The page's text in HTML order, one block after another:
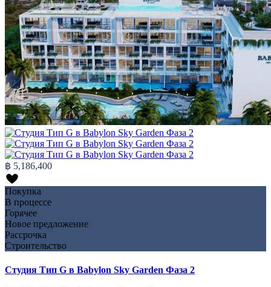
฿ 5,186,400
Покупка
В процессе
Горячее
Новое предложение
Рассрочка
Строительство
Студия Тип G в Babylon Sky Garden Фаза 2